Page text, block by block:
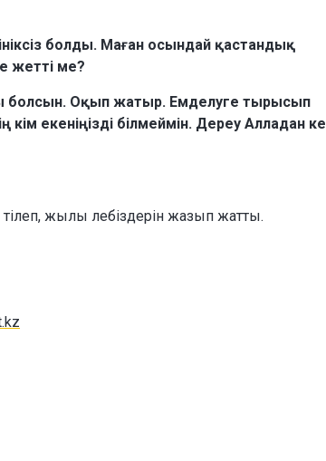
болды. Маған осындай қастандық
жетті ме?
болсын. Оқып жатыр. Емделуге тырысып
екеніңізді білмеймін. Дереу Алладан
тілеп, жылы лебіздерін жазып жатты.